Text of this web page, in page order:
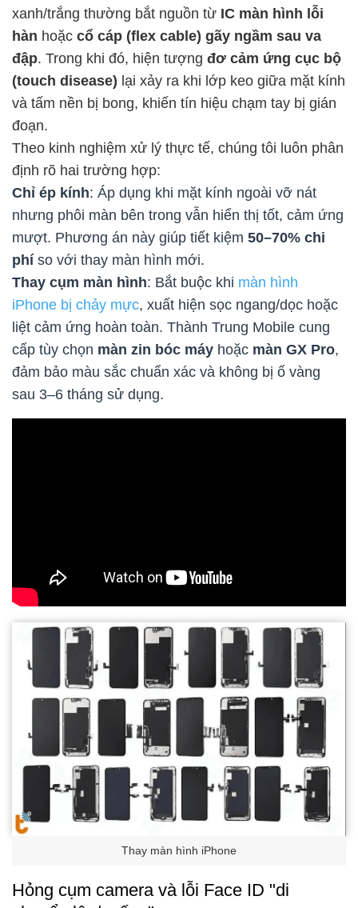
xanh/trắng thường bắt nguồn từ IC màn hình lỗi
hàn hoặc cổ cáp (flex cable) gãy ngầm sau va
đập. Trong khi đó, hiện tượng đơ cảm ứng cục bộ
(touch disease) lại xảy ra khi lớp keo giữa mặt kính
và tấm nền bị bong, khiến tín hiệu chạm tay bị gián
đoạn.
Theo kinh nghiệm xử lý thực tế, chúng tôi luôn phân
định rõ hai trường hợp:
Chỉ ép kính: Áp dụng khi mặt kính ngoài vỡ nát
nhưng phôi màn bên trong vẫn hiển thị tốt, cảm ứng
mượt. Phương án này giúp tiết kiệm 50–70% chi
phíso với thay màn hình mới.
Thay cụm màn hình: Bắt buộc khi màn hình
iPhone bị chảy mực, xuất hiện sọc ngang/dọc hoặc
liệt cảm ứng hoàn toàn. Thành Trung Mobile cung
cấp tùy chọn màn zin bóc máy hoặc màn GX Pro,
đảm bảo màu sắc chuẩn xác và không bị ố vàng
sau 3–6 tháng sử dụng.
Thay màn hình iPhone
Hỏng cụm camera và lỗi Face ID "di